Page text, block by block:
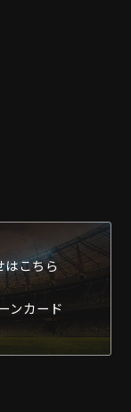
はこちら
ンカード